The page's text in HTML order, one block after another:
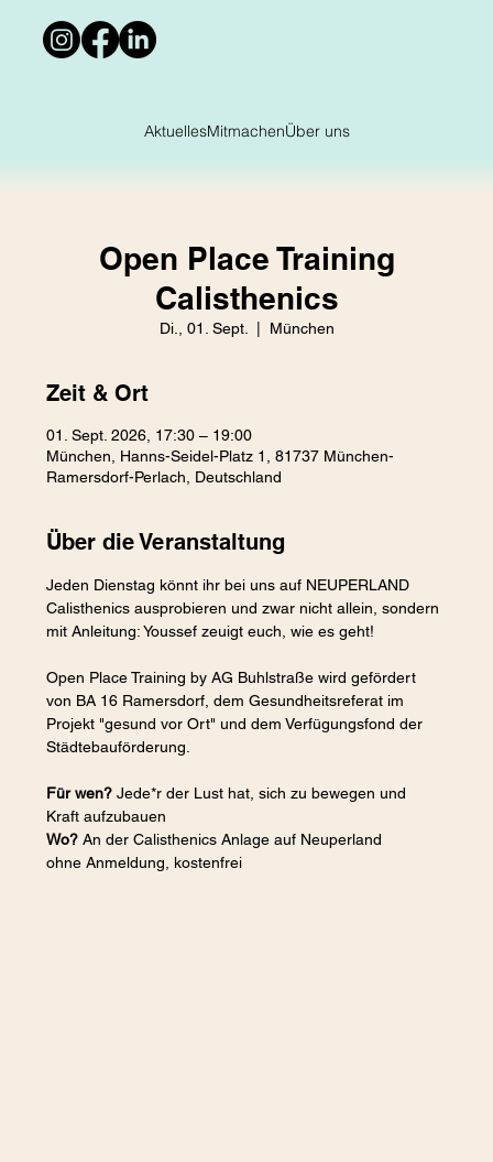
AktuellesMitmachenÜber uns
Open Place Training
Calisthenics
Di., 01. Sept.
  |
München
Zeit & Ort
01. Sept. 2026, 17:30 – 19:00
München, Hanns-Seidel-Platz 1, 81737 München-
Ramersdorf-Perlach, Deutschland
Über die Veranstaltung
Jeden Dienstag könnt ihr bei uns auf NEUPERLAND
Calisthenics ausprobieren und zwar nicht allein, sondern
mit Anleitung: Youssef zeuigt euch, wie es geht!
Open Place Training by AG Buhlstraße wird gefördert
von BA 16 Ramersdorf, dem Gesundheitsreferat im
Projekt "gesund vor Ort" und dem Verfügungsfond der
Städtebauförderung.
Für wen? Jede*r der Lust hat, sich zu bewegen und
Kraft aufzubauen
Wo? An der Calisthenics Anlage auf Neuperland
ohne Anmeldung, kostenfrei